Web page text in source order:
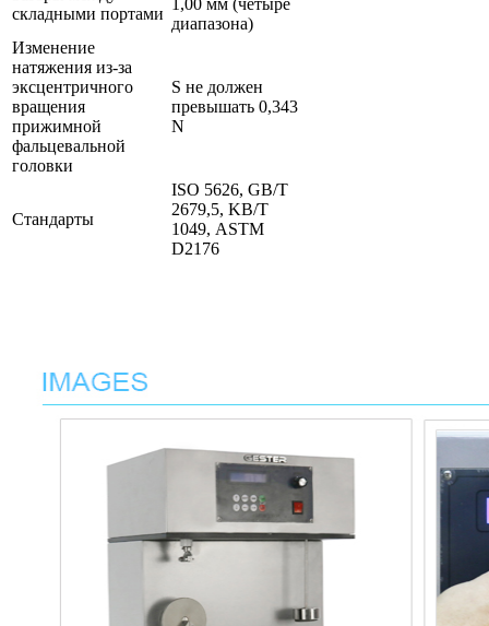
складными портами
1,00 мм (четыре
диапазона)
Изменение
натяжения из-за
эксцентричного
вращения
прижимной
фальцевальной
головки
S не должен
превышать 0,343
N
Стандарты
ISО 5626, GB/Т
2679,5, KB/Т
1049, АSТМ
D2176